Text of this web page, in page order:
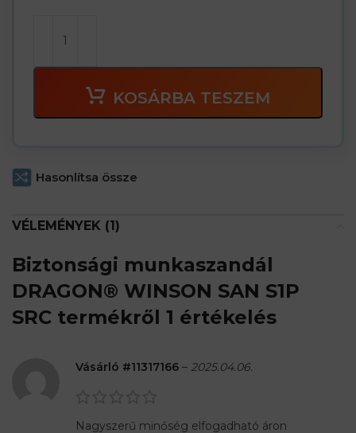
KOSÁRBA TESZEM
Hasonlítsa össze
VÉLEMÉNYEK (1)
Biztonsági munkaszandál
DRAGON® WINSON SAN S1P
SRC termékről 1 értékelés
Vásárló #11317166 – 2025.04.06.
Nagyszerű minőség elfogadható áron